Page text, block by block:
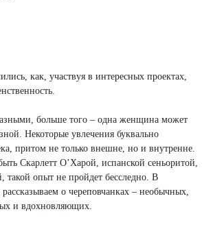
как, участвуя в интересных проектах,
больше того – одна женщина может
Некоторые увлечения буквально
притом не только внешне, но и внутренне.
Скарлетт О’Харой, испанской сеньоритой,
такой опыт не пройдет бесследно. В
о череповчанках – необычных,
и вдохновляющих.